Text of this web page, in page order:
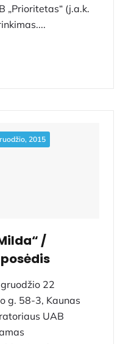
„Prioritetas“ (j.a.k.
2015
/
22
g. 58-3, Kaunas
UAB